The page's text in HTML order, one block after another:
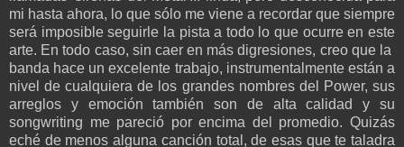
mi hasta ahora, lo que sólo me viene a recordar que siempre
será imposible seguirle la pista a todo lo que ocurre en este
arte. En todo caso, sin caer en más digresiones, creo que la
banda hace un excelente trabajo, instrumentalmente están a
nivel de cualquiera de los grandes nombres del Power, sus
arreglos y emoción también son de alta calidad y su
songwriting me pareció por encima del promedio. Quizás
eché de menos alguna canción total, de esas que te taladra